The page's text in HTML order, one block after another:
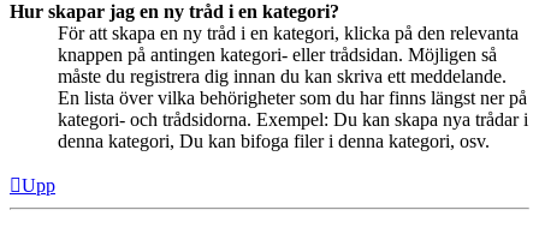
Hur skapar jag en ny tråd i en kategori?
För att skapa en ny tråd i en kategori, klicka på den relevanta
knappen på antingen kategori- eller trådsidan. Möjligen så
måste du registrera dig innan du kan skriva ett meddelande.
En lista över vilka behörigheter som du har finns längst ner på
kategori- och trådsidorna. Exempel: Du kan skapa nya trådar i
denna kategori, Du kan bifoga filer i denna kategori, osv.
Upp